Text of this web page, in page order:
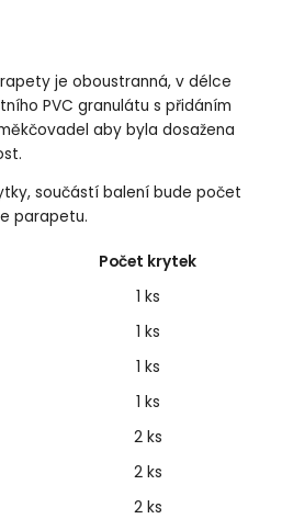
je oboustranná, v délce
PVC granulátu s přidáním
aby byla dosažena
součástí balení bude počet
parapetu.
Počet krytek
1 ks
1 ks
1 ks
1 ks
2 ks
2 ks
2 ks